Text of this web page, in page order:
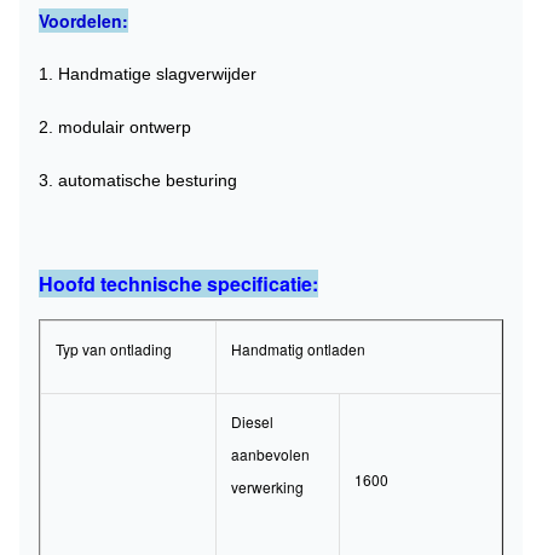
Voordelen:
1. Handmatige slagverwijder
2. modulair ontwerp
3. automatische besturing
Hoofd technische specificatie:
Typ van ontlading Handmatig ontladen
Diesel
aanbevolen
verwerking
1600